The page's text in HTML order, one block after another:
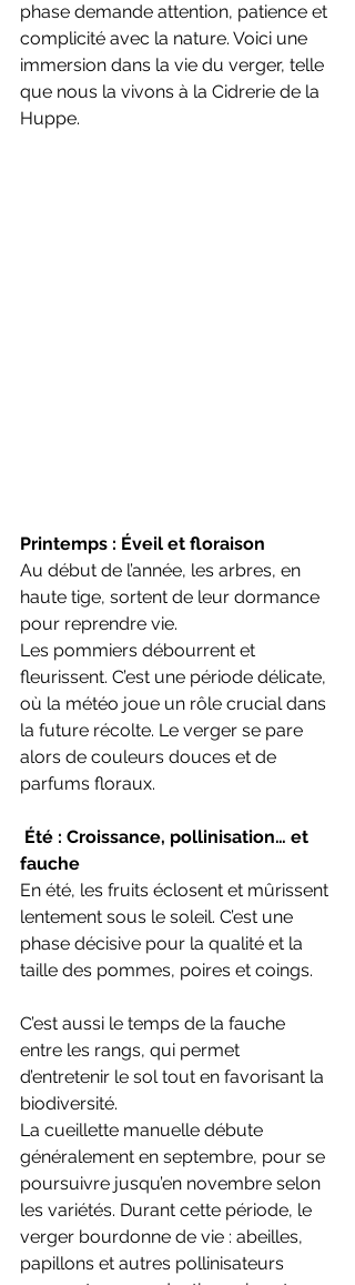
phase demande attention, patience et
complicité avec la nature. Voici une
immersion dans la vie du verger, telle
que nous la vivons à la Cidrerie de la
Huppe.
Printemps : Éveil et floraison
Au début de l’année, les arbres, en
haute tige, sortent de leur dormance
pour reprendre vie.
Les pommiers débourrent et
fleurissent. C’est une période délicate,
où la météo joue un rôle crucial dans
la future récolte. Le verger se pare
alors de couleurs douces et de
parfums floraux.
Été : Croissance, pollinisation… et
fauche
En été, les fruits éclosent et mûrissent
lentement sous le soleil. C’est une
phase décisive pour la qualité et la
taille des pommes, poires et coings.
C’est aussi le temps de la fauche
entre les rangs, qui permet
d’entretenir le sol tout en favorisant la
biodiversité.
La cueillette manuelle débute
généralement en septembre, pour se
poursuivre jusqu’en novembre selon
les variétés. Durant cette période, le
verger bourdonne de vie : abeilles,
papillons et autres pollinisateurs